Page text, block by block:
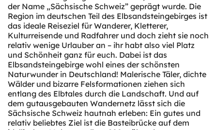
der Name „Sächsische Schweiz” geprägt wurde. Die
Region im deutschen Teil des Elbsandsteingebirges ist
das ideale Reiseziel für Wanderer, Kletterer,
Kulturreisende und Radfahrer und doch zieht sie noch
relativ wenige Urlauber an – ihr habt also viel Platz
und Schönheit ganz für euch. Dabei ist das
Elbsandsteingebirge wohl eines der schönsten
Naturwunder in Deutschland! Malerische Täler, dichte
Wälder und bizarre Felsformationen ziehen sich
entlang des Elbtales durch die Landschaft. Und auf
dem gutausgebauten Wandernetz lässt sich die
Sächsische Schweiz hautnah erleben: Ein gutes und
relativ beliebtes Ziel ist die Basteibrücke auf dem